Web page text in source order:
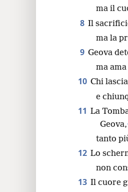
ma il
8 Il
ma la
9 Geova
ma
10 Chi
e
11 La
Geova,
tanto
12 Lo
non
13 Il cuore